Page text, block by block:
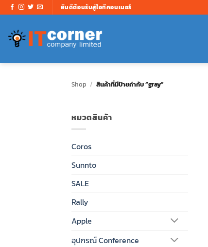
ข้าม
ไป
เนื้อหา
ยินดีต้อนรับสู่ไอทีคอนเนอร์
Shop / สินค้าที่มีป้ายกำกับ “gray”
หมวดสินค้า
Coros
Sunnto
SALE
Rally
Apple
อุปกรณ์ Conference